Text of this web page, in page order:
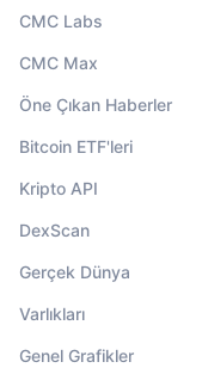
CMC Labs
CMC Max
Öne Çıkan Haberler
Bitcoin ETF'leri
Kripto API
DexScan
Gerçek Dünya
Varlıkları
Genel Grafikler